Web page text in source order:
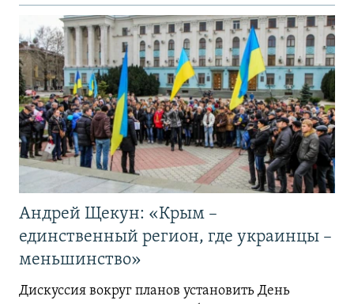
Андрей Щекун: «Крым –
единственный регион, где украинцы –
меньшинство»
Дискуссия вокруг планов установить День